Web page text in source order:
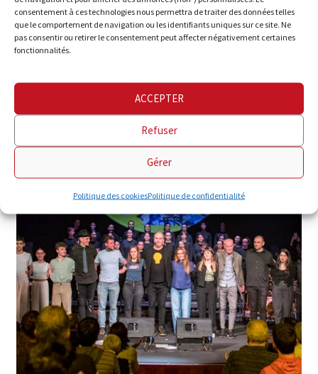
consentement à ces technologies nous permettra de traiter des données telles
que le comportement de navigation ou les identifiants uniques sur ce site. Ne
pas consentir ou retirer le consentement peut affecter négativement certaines
fonctionnalités.
ACCEPTER
Refuser
Gérer
Politique des cookiesPolitique de confidentialité
Vendredi dernier, le 9 février, nous avons vécu une soirée
très spéciale au théâtre Victoria Eugenia à San Sebastian.
Nous avons participé, avec de nombreux autres invités, au